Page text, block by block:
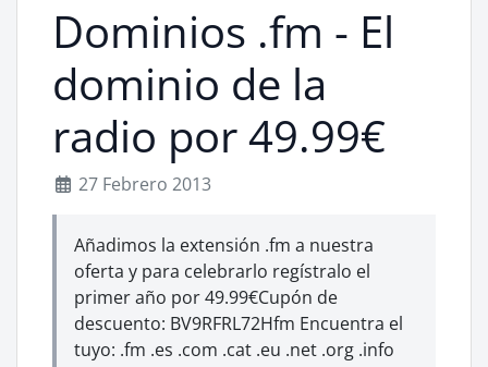
Dominios .fm - El
dominio de la
radio por 49.99€
27 Febrero 2013
Añadimos la extensión .fm a nuestra
oferta y para celebrarlo regístralo el
primer año por 49.99€Cupón de
descuento: BV9RFRL72Hfm Encuentra el
tuyo: .fm .es .com .cat .eu .net .org .info